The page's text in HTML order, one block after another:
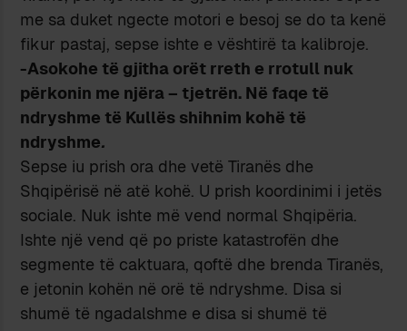
me sa duket ngecte motori e besoj se do ta kenë
fikur pastaj, sepse ishte e vështirë ta kalibroje.
-Asokohe të gjitha orët rreth e rrotull nuk
përkonin me njëra – tjetrën. Në faqe të
ndryshme të Kullës shihnim kohë të
ndryshme.
Sepse iu prish ora dhe vetë Tiranës dhe
Shqipërisë në atë kohë. U prish koordinimi i jetës
sociale. Nuk ishte më vend normal Shqipëria.
Ishte një vend që po priste katastrofën dhe
segmente të caktuara, qoftë dhe brenda Tiranës,
e jetonin kohën në orë të ndryshme. Disa si
shumë të ngadalshme e disa si shumë të